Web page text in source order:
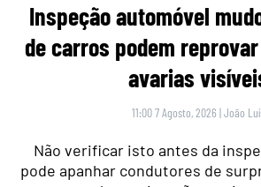
Inspeção automóvel
de carros podem
avarias
11:00 7 Agosto, 2026 |João
Não verificar isto antes da
pode apanhar condutores de